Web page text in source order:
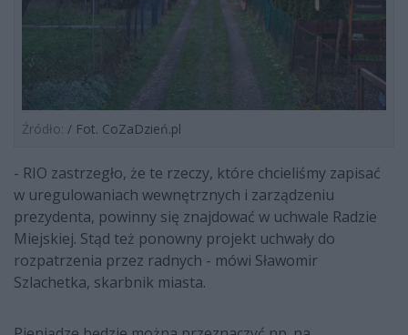
Źródło: / Fot. CoZaDzień.pl
- RIO zastrzegło, że te rzeczy, które chcieliśmy zapisać
w uregulowaniach wewnętrznych i zarządzeniu
prezydenta, powinny się znajdować w uchwale Radzie
Miejskiej. Stąd też ponowny projekt uchwały do
rozpatrzenia przez radnych - mówi Sławomir
Szlachetka, skarbnik miasta.